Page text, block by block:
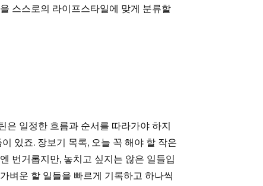
스스로의 라이프스타일에 맞게 분류할
은 일정한 흐름과 순서를 따라가야 하지
있죠. 장보기 목록, 오늘 꼭 해야 할 작은
번거롭지만, 놓치고 싶지는 않은 일들입
벼운 할 일들을 빠르게 기록하고 하나씩